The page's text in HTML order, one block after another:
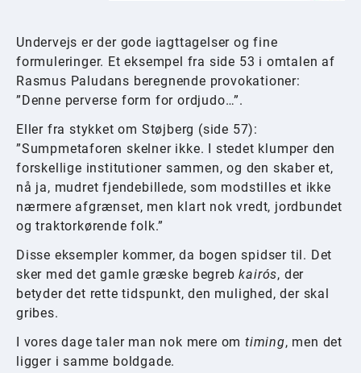
Undervejs er der gode iagttagelser og fine
formuleringer. Et eksempel fra side 53 i omtalen af
Rasmus Paludans beregnende provokationer:
”Denne perverse form for ordjudo…”.
Eller fra stykket om Støjberg (side 57):
”Sumpmetaforen skelner ikke. I stedet klumper den
forskellige institutioner sammen, og den skaber et,
nå ja, mudret fjendebillede, som modstilles et ikke
nærmere afgrænset, men klart nok vredt, jordbundet
og traktorkørende folk.”
Disse eksempler kommer, da bogen spidser til. Det
sker med det gamle græske begrebkairós, der
betyder det rette tidspunkt, den mulighed, der skal
gribes.
I vores dage taler man nok mere om timing, men det
ligger i samme boldgade.